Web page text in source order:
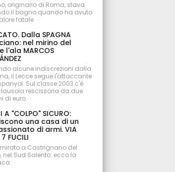
originario di Roma, stava
il bagno quando ha avuto
fatale
Dalla SPAGNA
nel mirino del
l'ala MARCOS
alcune indiscrezioni dalla
il Lecce segue l'attaccante
Sul classe 2003 c'è
rescissoria da due
di euro.
A "COLPO" SICURO:
una casa di un
di armi. VIA
FUCILI
mirato a Castrignano del
nel Sud Salento: ecco la